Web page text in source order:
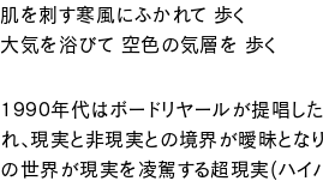
肌を刺す寒風にふかれて 歩く
大気を浴びて 空色の気層を 歩く
1990年代はボードリヤールが提唱し
れ、現実と非現実との境界が曖昧とな
の世界が現実を凌駕する超現実(ハイ